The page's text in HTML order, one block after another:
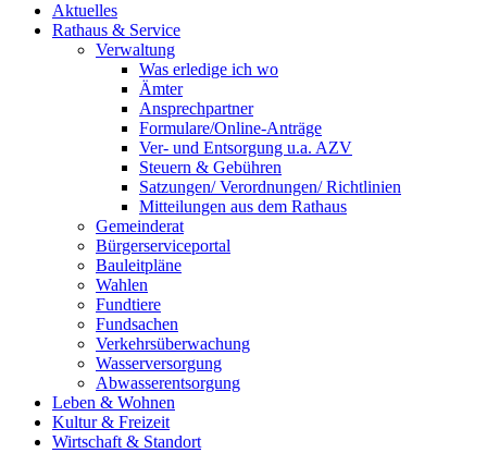
Aktuelles
Rathaus & Service
Verwaltung
Was erledige ich wo
Ämter
Ansprechpartner
Formulare/Online-Anträge
Ver- und Entsorgung u.a. AZV
Steuern & Gebühren
Satzungen/ Verordnungen/ Richtlinien
Mitteilungen aus dem Rathaus
Gemeinderat
Bürgerserviceportal
Bauleitpläne
Wahlen
Fundtiere
Fundsachen
Verkehrsüberwachung
Wasserversorgung
Abwasserentsorgung
Leben & Wohnen
Kultur & Freizeit
Wirtschaft & Standort